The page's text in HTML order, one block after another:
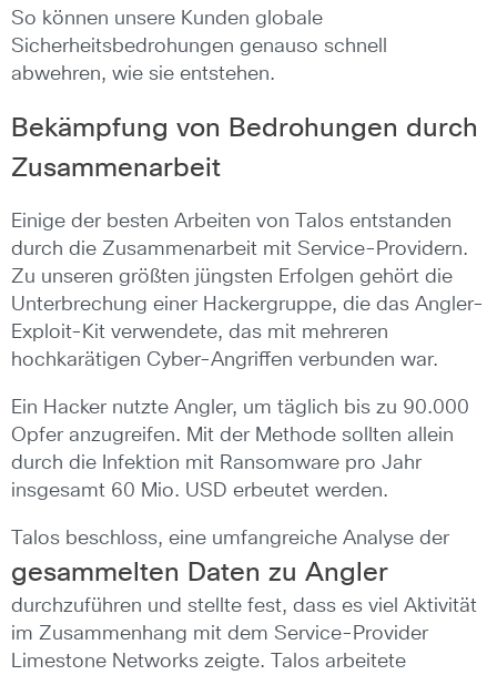
So können unsere Kunden globale
Sicherheitsbedrohungen genauso schnell
abwehren, wie sie entstehen.
Bekämpfung von Bedrohungen durch
Zusammenarbeit
Einige der besten Arbeiten von Talos entstanden
durch die Zusammenarbeit mit Service-Providern.
Zu unseren größten jüngsten Erfolgen gehört die
Unterbrechung einer Hackergruppe, die das Angler-
Exploit-Kit verwendete, das mit mehreren
hochkarätigen Cyber-Angriffen verbunden war.
Ein Hacker nutzte Angler, um täglich bis zu 90.000
Opfer anzugreifen. Mit der Methode sollten allein
durch die Infektion mit Ransomware pro Jahr
insgesamt 60 Mio. USD erbeutet werden.
Talos beschloss, eine umfangreiche Analyse der
gesammelten Daten zu Angler
durchzuführen und stellte fest, dass es viel Aktivität
im Zusammenhang mit dem Service-Provider
Limestone Networks zeigte. Talos arbeitete